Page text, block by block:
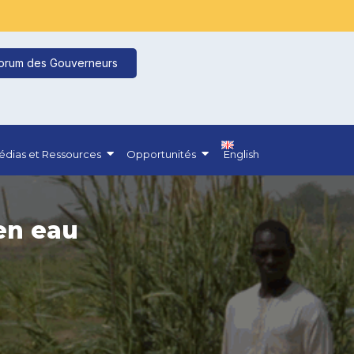
des Gouverneurs
et Ressources Opportunités English
eau